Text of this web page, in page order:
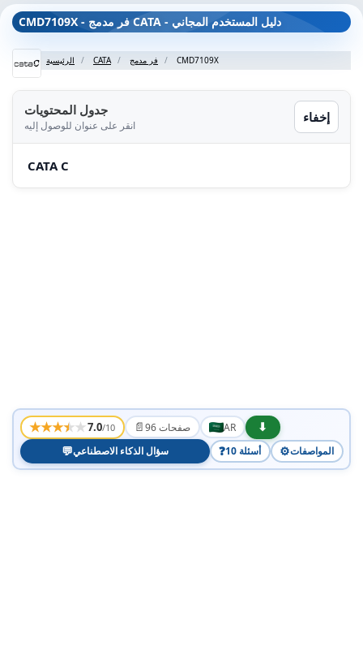
CMD7109X - فر مدمج CATA - دليل المستخدم المجاني
الرئيسية CATA فر مدمج CMD7109X
جدول المحتويات
انقر على عنوان للوصول إليه
إخفاء
CATA C
★★★★★7.0/10 📄 96 صفحات AR
⬇
💬سؤال الذكاء الاصطناعي ❓ 10 أسئلة ⚙️المواصفات